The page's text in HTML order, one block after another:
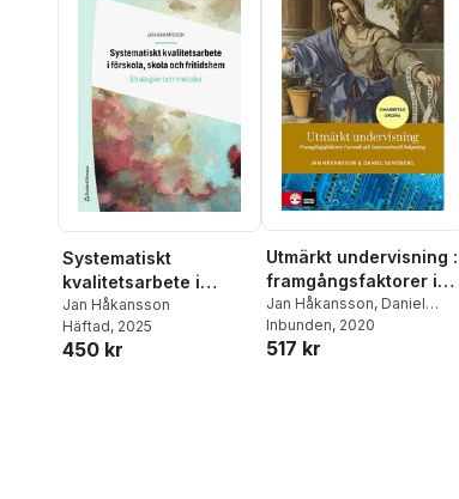
Systematiskt
kvalitetsarbete i
förskola, skola och
fritidshem : strategier
och metoder
Jan Håkansson
Häftad, 2025
450 kr
Utmärkt undervisning :
framgångsfaktorer i
svensk och
internationell
belysning
Jan Håkansson, Daniel
Sundberg
Inbunden, 2020
517 kr